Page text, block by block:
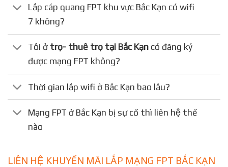
Lắp cáp quang FPT khu vực Bắc Kạn có wifi
7 không?
Tôi ở trọ- thuê trọ tại Bắc Kạn có đăng ký
được mạng FPT không?
Thời gian lắp wifi ở Bắc Kạn bao lâu?
Mạng FPT ở Bắc Kạn bị sự cố thì liên hệ thế
nào
LIÊN HỆ KHUYẾN MÃI LẮP MẠNG FPT BẮC KẠN